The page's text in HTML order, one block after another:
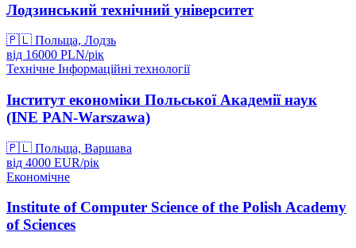
Лодзинський технічний університет
🇵🇱 Польща, Лодзь
від 16000 PLN/рік
Технічне Інформаційні технології
Інститут економіки Польської Академії наук
(INE PAN-Warszawa)
🇵🇱 Польща, Варшава
від 4000 EUR/рік
Економічне
Institute of Computer Science of the Polish Academy
of Sciences